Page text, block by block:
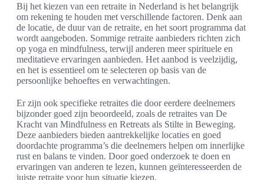
Bij het kiezen van een retraite in Nederland is het belangrijk
om rekening te houden met verschillende factoren. Denk aan
de locatie, de duur van de retraite, en het soort programma dat
wordt aangeboden. Sommige retraite aanbieders richten zich
op yoga en mindfulness, terwijl anderen meer spirituele en
meditatieve ervaringen aanbieden. Het aanbod is veelzijdig,
en het is essentieel om te selecteren op basis van de
persoonlijke behoeftes en verwachtingen.
Er zijn ook specifieke retraites die door eerdere deelnemers
bijzonder goed zijn beoordeeld, zoals de retraites van De
Kracht van Mindfulness en Retreats als Stilte in Beweging.
Deze aanbieders bieden aantrekkelijke locaties en goed
doordachte programma’s die deelnemers helpen om innerlijke
rust en balans te vinden. Door goed onderzoek te doen en
ervaringen van anderen te lezen, kunnen geïnteresseerden de
juiste retraite voor hun situatie kiezen.